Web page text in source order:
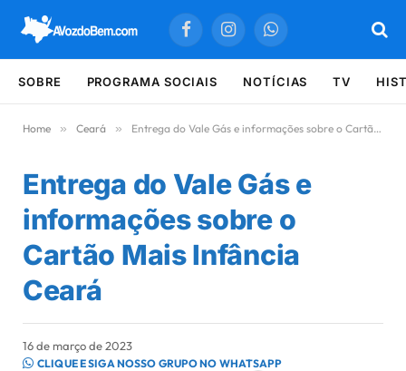
FacebookInstagramWhatsApp
SOBRE PROGRAMA SOCIAIS NOTÍCIAS TV
Home » Ceará » Entrega do Vale Gás e informações sobre o Cartão Mais Infância Ceará
Entrega do Vale Gás e
informações sobre o
Cartão Mais Infância
Ceará
16 de março de 2023
CLIQUE E SIGA NOSSO GRUPO NO WHATSAPP